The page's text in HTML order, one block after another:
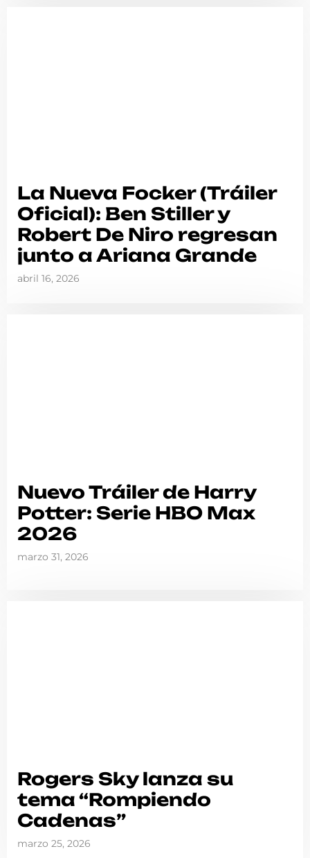
La Nueva Focker (Tráiler
Oficial): Ben Stiller y
Robert De Niro regresan
junto a Ariana Grande
abril 16, 2026
Nuevo Tráiler de Harry
Potter: Serie HBO Max
2026
marzo 31, 2026
Rogers Sky lanza su
tema “Rompiendo
Cadenas”
marzo 25, 2026